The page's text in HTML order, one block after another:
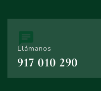
Llámanos
917 010 290